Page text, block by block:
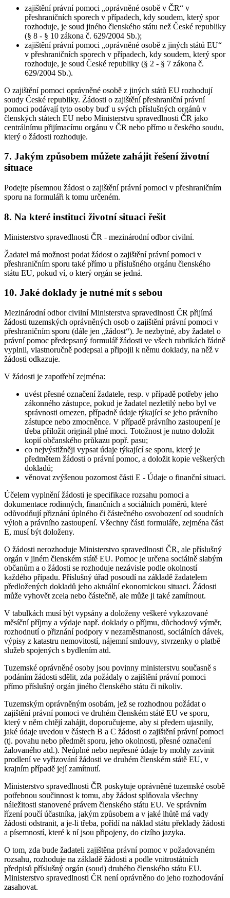
zajištění právní pomoci „oprávněné osobě v ČR“ v
přeshraničních sporech v případech, kdy soudem, který spor
rozhoduje, je soud jiného členského státu než České republiky
(§ 8 - § 10 zákona č. 629/2004 Sb.);
zajištění právní pomoci „oprávněné osobě z jiných států EU“
v přeshraničních sporech v případech, kdy soudem, který spor
rozhoduje, je soud České republiky (§ 2 - § 7 zákona č.
629/2004 Sb.).
O zajištění pomoci oprávněné osobě z jiných států EU rozhodují
soudy České republiky. Žádosti o zajištění přeshraniční právní
pomoci podávají tyto osoby buď u svých příslušných orgánů v
členských státech EU nebo Ministerstvu spravedlnosti ČR jako
centrálnímu přijímacímu orgánu v ČR nebo přímo u českého soudu,
který o žádosti rozhoduje.
7. Jakým způsobem můžete zahájit řešení životní
situace
Podejte písemnou žádost o zajištění právní pomoci v přeshraničním
sporu na formuláři k tomu určeném.
8. Na které instituci životní situaci řešit
Ministerstvo spravedlnosti ČR - mezinárodní odbor civilní.
Žadatel má možnost podat žádost o zajištění právní pomoci v
přeshraničním sporu také přímo u příslušného orgánu členského
státu EU, pokud ví, o který orgán se jedná.
10. Jaké doklady je nutné mít s sebou
Mezinárodní odbor civilní Ministerstva spravedlnosti ČR přijímá
žádosti tuzemských oprávněných osob o zajištění právní pomoci v
přeshraničním sporu (dále jen „žádost“). Je nezbytné, aby žadatel o
právní pomoc předepsaný formulář žádosti ve všech rubrikách řádně
vyplnil, vlastnoručně podepsal a připojil k němu doklady, na něž v
žádosti odkazuje.
V žádosti je zapotřebí zejména:
uvést přesné označení žadatele, resp. v případě potřeby jeho
zákonného zástupce, pokud je žadatel nezletilý nebo byl ve
správnosti omezen, případně údaje týkající se jeho právního
zástupce nebo zmocněnce. V případě právního zastoupení je
třeba přiložit originál plné moci. Totožnost je nutno doložit
kopií občanského průkazu popř. pasu;
co nejvýstižněji vypsat údaje týkající se sporu, který je
předmětem žádosti o právní pomoc, a doložit kopie veškerých
dokladů;
věnovat zvýšenou pozornost části E - Údaje o finanční situaci.
Účelem vyplnění žádosti je specifikace rozsahu pomoci a
dokumentace rodinných, finančních a sociálních poměrů, které
odůvodňují přiznání úplného či částečného osvobození od soudních
výloh a právního zastoupení. Všechny části formuláře, zejména část
E, musí být doloženy.
O žádosti nerozhoduje Ministerstvo spravedlnosti ČR, ale příslušný
orgán v jiném členském státě EU. Pomoc je určena sociálně slabým
občanům a o žádosti se rozhoduje nezávisle podle okolností
každého případu. Příslušný úřad posoudí na základě žadatelem
předložených dokladů jeho aktuální ekonomickou situaci. Žádosti
může vyhovět zcela nebo částečně, ale může ji také zamítnout.
V tabulkách musí být vypsány a doloženy veškeré vykazované
měsíční příjmy a výdaje např. doklady o příjmu, důchodový výměr,
rozhodnutí o přiznání podpory v nezaměstnanosti, sociálních dávek,
výpisy z katastru nemovitostí, nájemní smlouvy, stvrzenky o platbě
služeb spojených s bydlením atd.
Tuzemské oprávněné osoby jsou povinny ministerstvu současně s
podáním žádosti sdělit, zda požádaly o zajištění právní pomoci
přímo příslušný orgán jiného členského státu či nikoliv.
Tuzemským oprávněným osobám, jež se rozhodnou požádat o
zajištění právní pomoci ve druhém členském státě EU ve sporu,
který v něm chtějí zahájit, doporučujeme, aby si předem ujasnily,
jaké údaje uvedou v částech B a C žádosti o zajištění právní pomoci
(tj. povahu nebo předmět sporu, jeho okolnosti, přesné označení
žalovaného atd.). Neúplné nebo nepřesné údaje by mohly zavinit
prodlení ve vyřizování žádosti ve druhém členském státě EU, v
krajním případě její zamítnutí.
Ministerstvo spravedlnosti ČR poskytuje oprávněné tuzemské osobě
potřebnou součinnost k tomu, aby žádost splňovala všechny
náležitosti stanovené právem členského státu EU. Ve správním
řízení poučí účastníka, jakým způsobem a v jaké lhůtě má vady
žádosti odstranit, a je-li třeba, pořídí na náklad státu překlady žádosti
a písemností, které k ní jsou připojeny, do cizího jazyka.
O tom, zda bude žadateli zajištěna právní pomoc v požadovaném
rozsahu, rozhoduje na základě žádosti a podle vnitrostátních
předpisů příslušný orgán (soud) druhého členského státu EU.
Ministerstvo spravedlnosti ČR není oprávněno do jeho rozhodování
zasahovat.